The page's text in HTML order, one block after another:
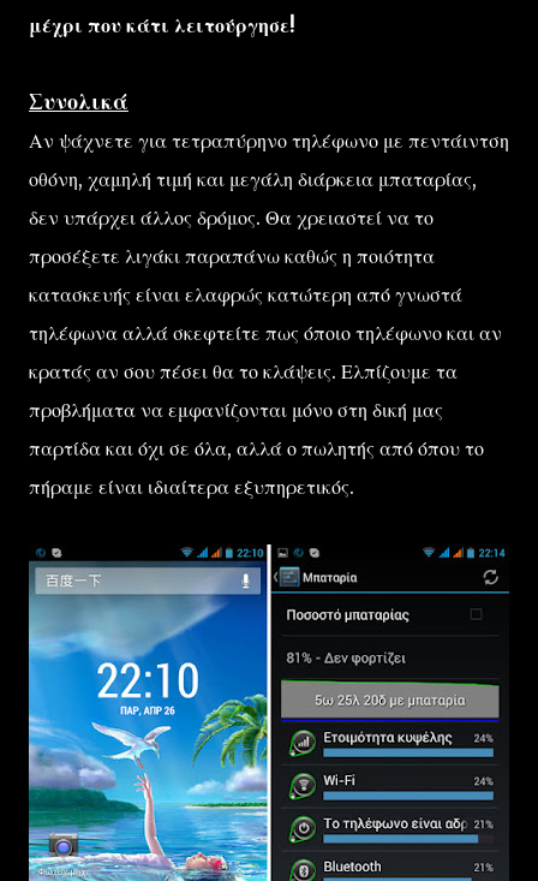
μέχρι που κάτι λειτούργησε!
Συνολικά
Αν ψάχνετε για τετραπύρηνο τηλέφωνο με πεντάιντση
οθόνη, χαμηλή τιμή και μεγάλη διάρκεια μπαταρίας,
δεν υπάρχει άλλος δρόμος. Θα χρειαστεί να το
προσέξετε λιγάκι παραπάνω καθώς η ποιότητα
κατασκευής είναι ελαφρώς κατώτερη από γνωστά
τηλέφωνα αλλά σκεφτείτε πως όποιο τηλέφωνο και αν
κρατάς αν σου πέσει θα το κλάψεις. Ελπίζουμε τα
προβλήματα να εμφανίζονται μόνο στη δική μας
παρτίδα και όχι σε όλα, αλλά ο πωλητής από όπου το
πήραμε είναι ιδιαίτερα εξυπηρετικός.